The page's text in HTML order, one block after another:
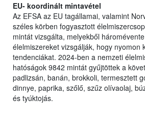
EU- koordinált mintavétel
Az EFSA az EU tagállamai, valamint
széles körben fogyasztott
mintát vizsgálta, melyekből
élelmiszereket vizsgálják, hogy nyomon
tendenciákat. 2024-ben a nemzeti
hatóságok 9842 mintát gyűjtöttek a
padlizsán, banán, brokkoli, termesztett
dinnye, paprika, szőlő, szűz olívaolaj,
és tyúktojás.